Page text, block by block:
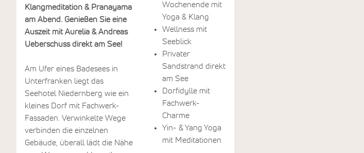
Wochenende mit
Yoga & Klang
Wellness mit
Seeblick
Privater
Sandstrand direkt
am See
Dorfidylle mit
Fachwerk-
Charme
Yin- & Yang Yoga
mit Meditationen
Klangmeditation & Pranayama
am Abend. Genießen Sie eine
Auszeit mit Aurelia & Andreas
Ueberschuss direkt am See!
Am Ufer eines Badesees in
Unterfranken liegt das
Seehotel Niedernberg wie ein
kleines Dorf mit Fachwerk-
Fassaden. Verwinkelte Wege
verbinden die einzelnen
Gebäude, überall lädt die Nähe